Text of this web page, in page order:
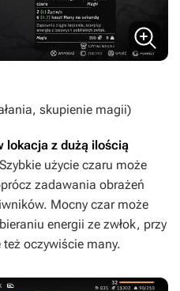
skupienie magii)
lokacja z dużą ilością
użycie czaru może
zadawania obrażeń
Mocny czar może
energii ze zwłok, przy
oczywiście many.